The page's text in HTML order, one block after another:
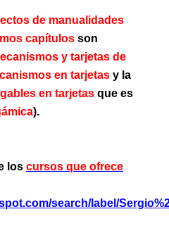
de manualidades
capítulos son
y tarjetas de
en tarjetas y la
en tarjetas que es
).
los cursos que ofrece
search/label/